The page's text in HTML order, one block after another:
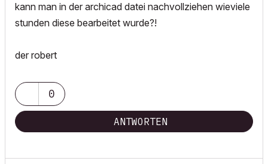
kann man in der archicad datei nachvollziehen wieviele
stunden diese bearbeitet wurde?!
der robert
0
ANTWORTEN